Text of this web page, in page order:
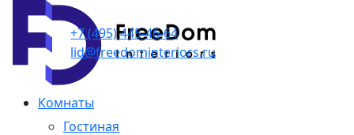
+7 (495) 445-46-64
lid@freedominteriors.ru
Комнаты
Гостиная